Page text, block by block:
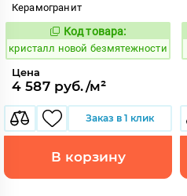
Керамогранит
820629
Код товара:
кристалл новой безмятежности
Цена
4 587 руб./м²
Заказ в 1 клик
В корзину